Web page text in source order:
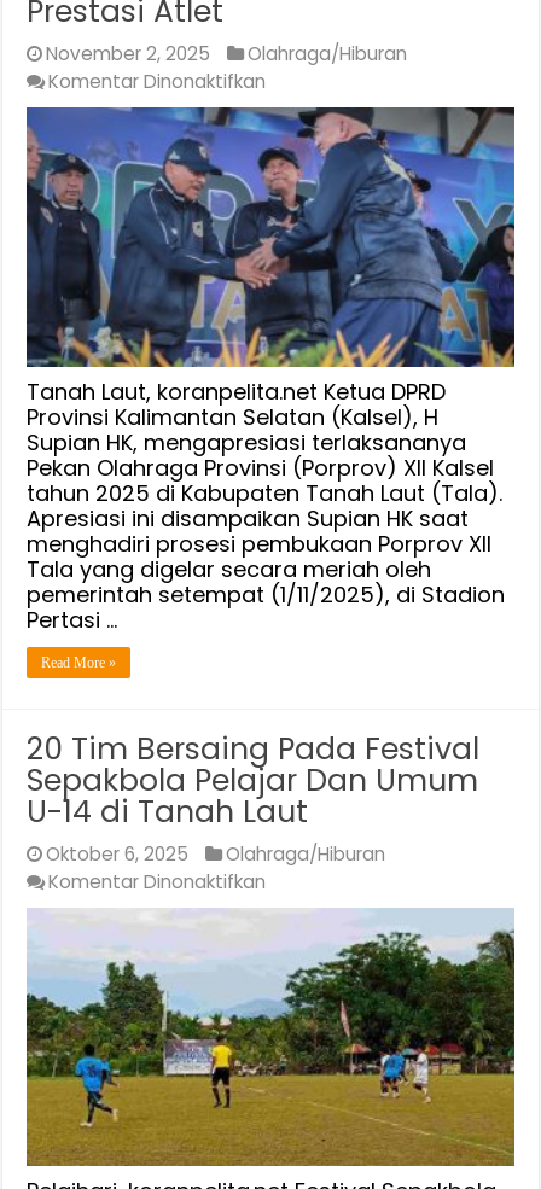
Prestasi Atlet
November 2, 2025
Olahraga/Hiburan
Komentar Dinonaktifkan
Ketua
DPRD
Kalsel
Apresiasi
Terselenggaranya
Porprov
XII
Tanah
Laut,
Pentingnya
Majukan
dan
Tiningkatkan
Prestasi
Atlet
Tanah Laut, koranpelita.net Ketua DPRD
Provinsi Kalimantan Selatan (Kalsel), H
Supian HK, mengapresiasi terlaksananya
Pekan Olahraga Provinsi (Porprov) XII Kalsel
tahun 2025 di Kabupaten Tanah Laut (Tala).
Apresiasi ini disampaikan Supian HK saat
menghadiri prosesi pembukaan Porprov XII
Tala yang digelar secara meriah oleh
pemerintah setempat (1/11/2025), di Stadion
Pertasi …
Read More »
20 Tim Bersaing Pada Festival
Sepakbola Pelajar Dan Umum
U-14 di Tanah Laut
Oktober 6, 2025
Olahraga/Hiburan
Komentar Dinonaktifkan
20
Bersaing
Pada
Festival
Sepakbola
Pelajar
Dan
Umum
U-